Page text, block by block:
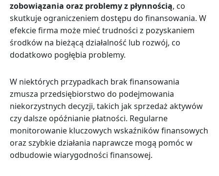
zobowiązania oraz problemy z płynnością, co
skutkuje ograniczeniem dostępu do finansowania. W
efekcie firma może mieć trudności z pozyskaniem
środków na bieżącą działalność lub rozwój, co
dodatkowo pogłębia problemy.
W niektórych przypadkach brak finansowania
zmusza przedsiębiorstwo do podejmowania
niekorzystnych decyzji, takich jak sprzedaż aktywów
czy dalsze opóźnianie płatności. Regularne
monitorowanie kluczowych wskaźników finansowych
oraz szybkie działania naprawcze mogą pomóc w
odbudowie wiarygodności finansowej.